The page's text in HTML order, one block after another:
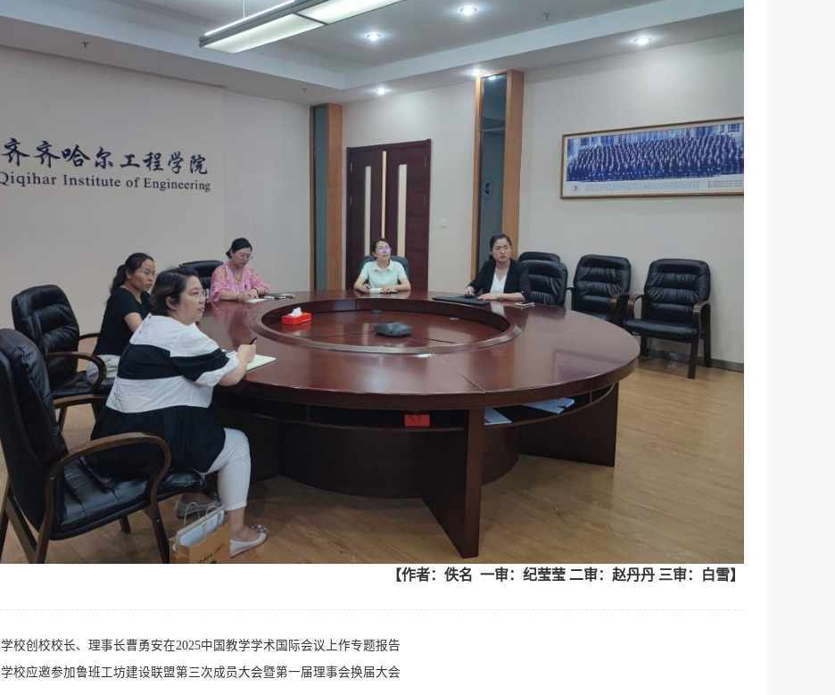
【作者：佚名 一审：纪莹莹 二审：赵丹丹 三审：白雪】
学校创校校长、理事长曹勇安在2025中国教学学术国际会议上作专题报告
学校应邀参加鲁班工坊建设联盟第三次成员大会暨第一届理事会换届大会